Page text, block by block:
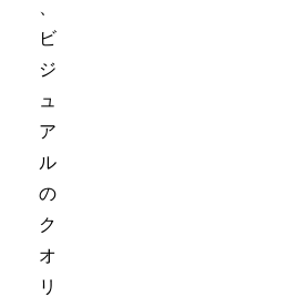
ビ
ジ
ュ
ア
ル
の
ク
オ
リ